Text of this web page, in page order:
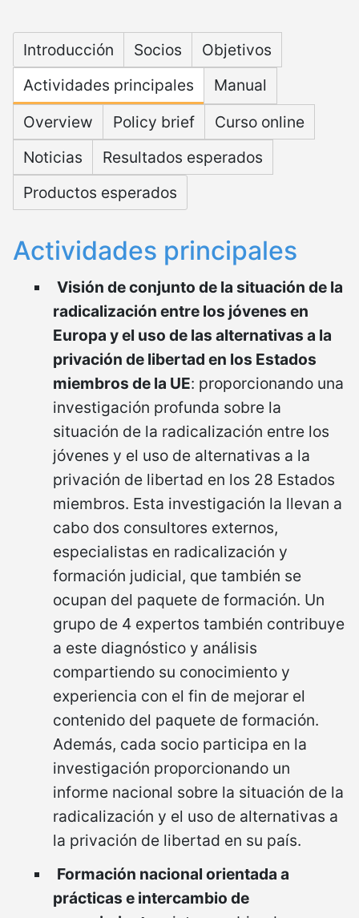
Microsite PRALT
Introducción Socios
Objetivos
Actividades principales
Manual
Overview
Policy brief
Curso online
Noticias
Resultados esperados
Productos esperados
Actividades principales
Visión de conjunto de la situación de la
radicalización entre los jóvenes en
Europa y el uso de las alternativas a la
privación de libertad en los Estados
miembros de la UE: proporcionando una
investigación profunda sobre la
situación de la radicalización entre los
jóvenes y el uso de alternativas a la
privación de libertad en los 28 Estados
miembros. Esta investigación la llevan a
cabo dos consultores externos,
especialistas en radicalización y
formación judicial, que también se
ocupan del paquete de formación. Un
grupo de 4 expertos también contribuye
a este diagnóstico y análisis
compartiendo su conocimiento y
experiencia con el fin de mejorar el
contenido del paquete de formación.
Además, cada socio participa en la
investigación proporcionando un
informe nacional sobre la situación de la
radicalización y el uso de alternativas a
la privación de libertad en su país.
Formación nacional orientada a
prácticas e intercambio de